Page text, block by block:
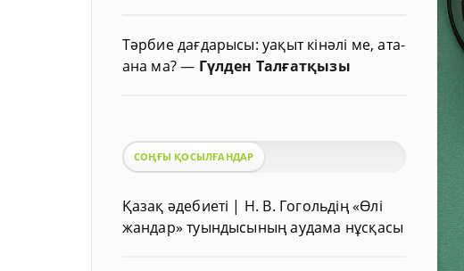
Тәрбие дағдарысы: уақыт кінәлі ме, ата-
ана ма?— Гүлден Талғатқызы
СОҢҒЫ ҚОСЫЛҒАНДАР
Қазақ әдебиеті | Н. В. Гогольдің «Өлі
жандар» туындысының аудама нұсқасы